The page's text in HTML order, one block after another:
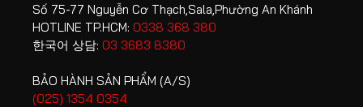
Số 75-77 Nguyễn Cơ Thạch,Sala,Phường An Khánh
HOTLINE TP.HCM: 0338 368 380
한국어 상담: 03 3683 8380
BẢO HÀNH SẢN PHẨM (A/S)
(025) 1354 0354